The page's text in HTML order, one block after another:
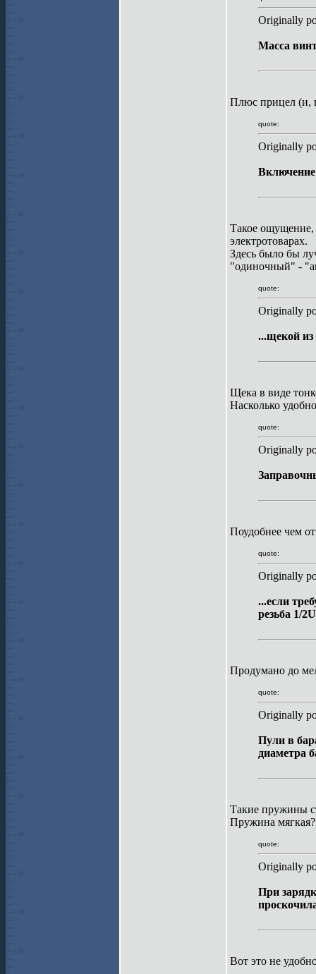
Originally
Масса
Плюс прицел (и,
quote:
Originally
Включение
Такое ощущение,
электротоварах.
Здесь было бы
"одиночный" -
quote:
Originally
...щекой из
Щека в виде
Насколько
quote:
Originally
Поудобнее чем
quote:
Originally
...если
резьба 1/
Продумано до
quote:
Originally
Пули в
диаметра
Такие пружины
Пружина
quote:
Originally
При
Вот это не